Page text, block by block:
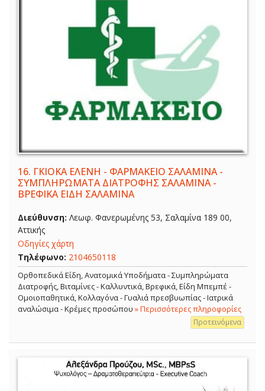
16. ΓΚΙΟΚΑ ΕΛΕΝΗ - ΦΑΡΜΑΚΕΙΟ ΣΑΛΑΜΙΝΑ -
ΣΥΜΠΛΗΡΩΜΑΤΑ ΔΙΑΤΡΟΦΗΣ ΣΑΛΑΜΙΝΑ -
ΒΡΕΦΙΚΑ ΕΙΔΗ ΣΑΛΑΜΙΝΑ
Διεύθυνση: Λεωφ. Φανερωμένης 53, Σαλαμίνα 189 00,
Αττικής
Οδηγίες χάρτη
Τηλέφωνο: 2104650118
Ορθοπεδικά Είδη, Ανατομικά Υποδήματα - Συμπληρώματα
Διατροφής, Βιταμίνες - Καλλυντικά, Βρεφικά, Είδη Μπεμπέ -
Ομοιοπαθητικά, Κολλαγόνα - Γυαλιά πρεσβυωπίας - Ιατρικά
αναλώσιμα - Κρέμες προσώπου » Περισσότερες πληροφορίες
Προτεινόμενα